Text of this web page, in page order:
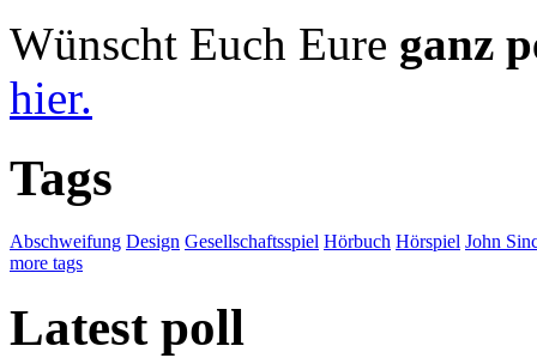
Wünscht Euch Eure ganz
hier.
Tags
Abschweifung Design Gesellschaftsspiel Hörbuch Hörspiel John
more tags
Latest poll